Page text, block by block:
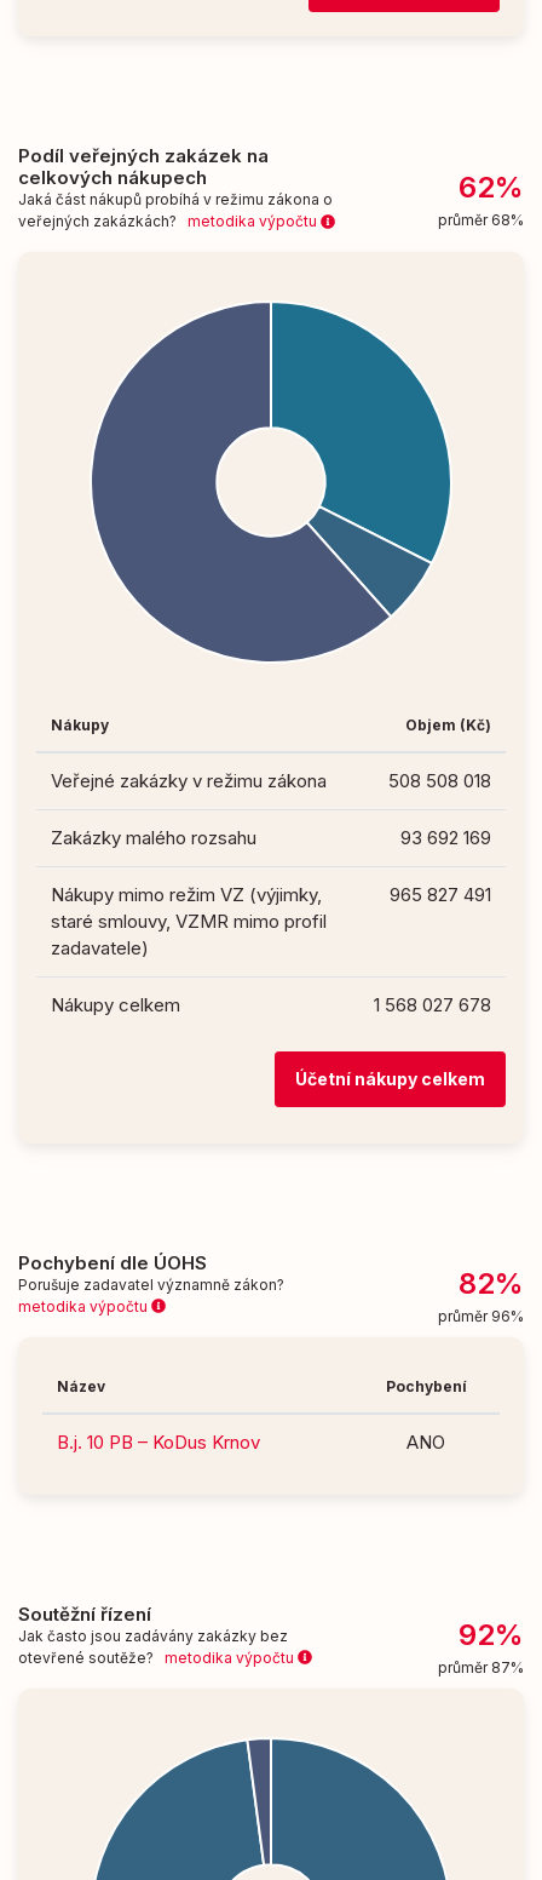
Podíl veřejných zakázek na
celkových nákupech
Jaká část nákupů probíhá v režimu zákona o
veřejných zakázkách? metodika výpočtu
62%
průměr 68%
Nákupy Objem (Kč)
Veřejné zakázky v režimu zákona 508 508 018
Zakázky malého rozsahu 93 692 169
Nákupy mimo režim VZ (výjimky,
staré smlouvy, VZMR mimo profil
zadavatele)
965 827 491
Nákupy celkem 1 568 027 678
Účetní nákupy celkem
Pochybení dle ÚOHS
Porušuje zadavatel významně zákon?
metodika výpočtu
82%
průměr 96%
Název Pochybení
B.j. 10 PB – KoDus Krnov ANO
Soutěžní řízení
Jak často jsou zadávány zakázky bez
otevřené soutěže? metodika výpočtu
92%
průměr 87%